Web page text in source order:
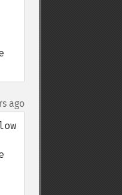
ago